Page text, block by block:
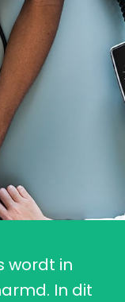
wordt in
In dit